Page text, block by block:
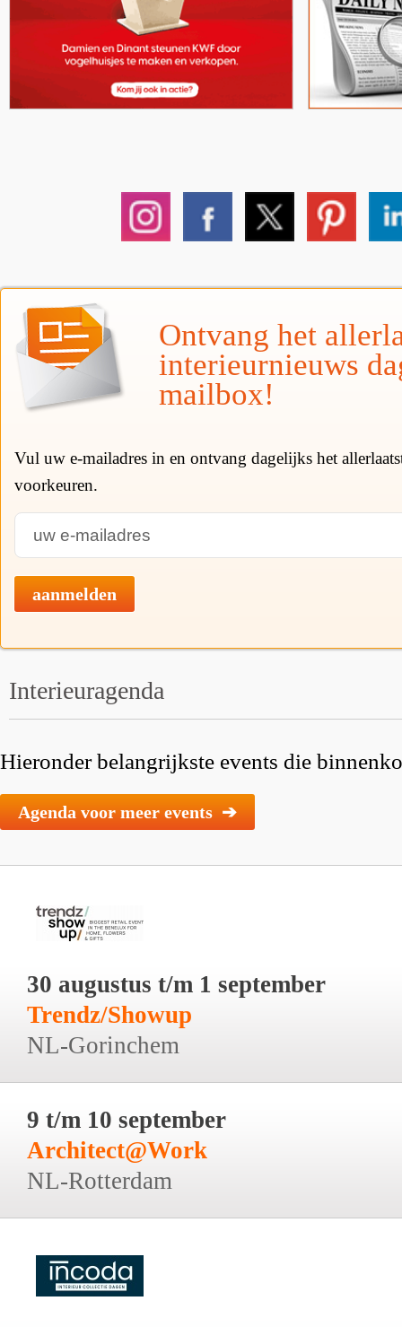
Ontvang het
interieurnieuws
mailbox!
Vul uw e-mailadres in en ontvang dagelijks het
voorkeuren.
aanmelden
Interieuragenda
Hieronder belangrijkste events die
Agenda voor meer events ➔
30 augustus t/m 1 september
Trendz/Showup
NL-Gorinchem
9 t/m 10 september
Architect@Work
NL-Rotterdam